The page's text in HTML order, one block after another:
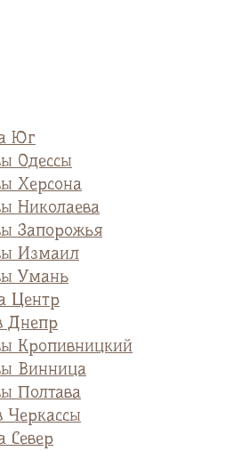
Юг
Одессы
Херсона
Николаева
Запорожья
Измаил
Умань
Центр
Днепр
Кропивницкий
Винница
Полтава
Черкассы
Север